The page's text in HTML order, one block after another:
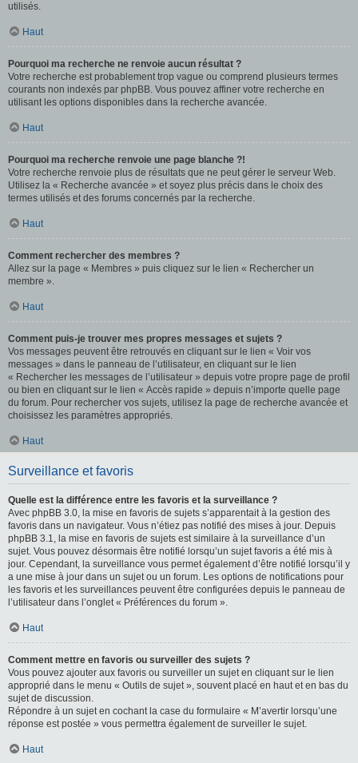
utilisés.
Haut
Pourquoi ma recherche ne renvoie aucun résultat ?
Votre recherche est probablement trop vague ou comprend plusieurs termes
courants non indexés par phpBB. Vous pouvez affiner votre recherche en
utilisant les options disponibles dans la recherche avancée.
Haut
Pourquoi ma recherche renvoie une page blanche ?!
Votre recherche renvoie plus de résultats que ne peut gérer le serveur Web.
Utilisez la « Recherche avancée » et soyez plus précis dans le choix des
termes utilisés et des forums concernés par la recherche.
Haut
Comment rechercher des membres ?
Allez sur la page « Membres » puis cliquez sur le lien « Rechercher un
membre ».
Haut
Comment puis-je trouver mes propres messages et sujets ?
Vos messages peuvent être retrouvés en cliquant sur le lien « Voir vos
messages » dans le panneau de l’utilisateur, en cliquant sur le lien
« Rechercher les messages de l’utilisateur » depuis votre propre page de profil
ou bien en cliquant sur le lien « Accès rapide » depuis n’importe quelle page
du forum. Pour rechercher vos sujets, utilisez la page de recherche avancée et
choisissez les paramètres appropriés.
Haut
Surveillance et favoris
Quelle est la différence entre les favoris et la surveillance ?
Avec phpBB 3.0, la mise en favoris de sujets s’apparentait à la gestion des
favoris dans un navigateur. Vous n’étiez pas notifié des mises à jour. Depuis
phpBB 3.1, la mise en favoris de sujets est similaire à la surveillance d’un
sujet. Vous pouvez désormais être notifié lorsqu’un sujet favoris a été mis à
jour. Cependant, la surveillance vous permet également d’être notifié lorsqu’il y
a une mise à jour dans un sujet ou un forum. Les options de notifications pour
les favoris et les surveillances peuvent être configurées depuis le panneau de
l’utilisateur dans l’onglet « Préférences du forum ».
Haut
Comment mettre en favoris ou surveiller des sujets ?
Vous pouvez ajouter aux favoris ou surveiller un sujet en cliquant sur le lien
approprié dans le menu « Outils de sujet », souvent placé en haut et en bas du
sujet de discussion.
Répondre à un sujet en cochant la case du formulaire « M’avertir lorsqu’une
réponse est postée » vous permettra également de surveiller le sujet.
Haut